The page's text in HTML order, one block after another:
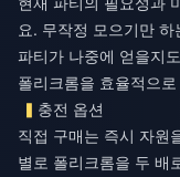
요. 무작정 모으기만
파티가 나중에 얻을지
폴리크롬을 효율적으
충전 옵션
직접 구매는 즉시 자원
별로 폴리크롬을 두 배